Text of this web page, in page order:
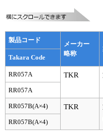
幹細胞・再生医療研究ガイ
クローニング実験ガイド
細胞選択ガイド
エピジェネティクス実験ガ
RNAi実験ガイド
アプリケーションノート
製品コード
メーカー
略称
Takara Code
RR057A TKR
RR057A
RR057B(A×4) TKR
RR057B(A×4)